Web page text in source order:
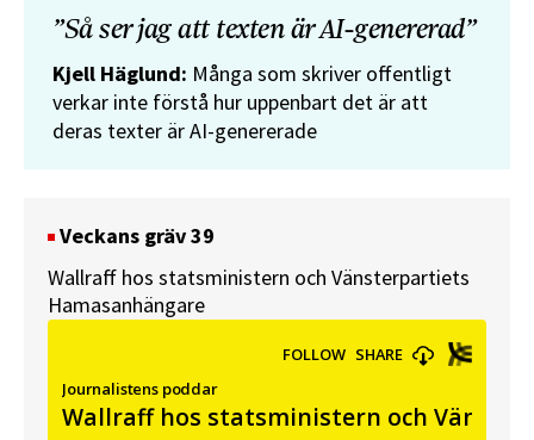
”Så ser jag att texten är AI-genererad”
Kjell Häglund: Många som skriver offentligt
verkar inte förstå hur uppenbart det är att
deras texter är AI-genererade
Veckans gräv 39
Wallraff hos statsministern och Vänsterpartiets
Hamasanhängare